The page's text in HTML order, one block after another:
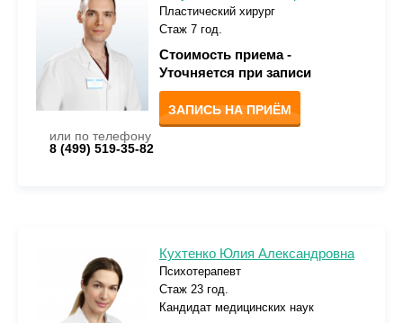
Пластический хирург
Стаж 7 год.
Стоимость приема -
Уточняется при записи
ЗАПИСЬ НА ПРИЁМ
или по телефону
8 (499) 519-35-82
Кухтенко Юлия Александровна
Психотерапевт
Стаж 23 год.
Кандидат медицинских наук